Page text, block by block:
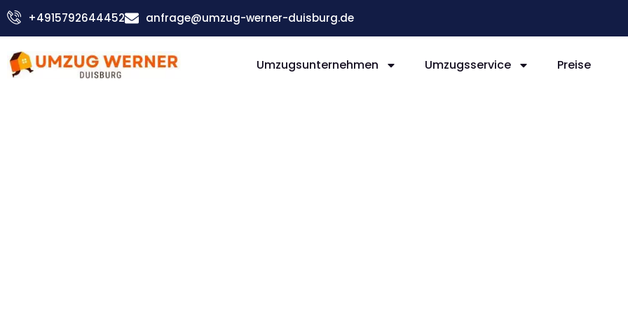
Zum
Inhalt
+4915792644452 anfrage@umzug-werner-duisburg.de
Umzugsunternehmen Umzugsservice Preise